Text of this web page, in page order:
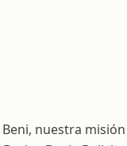
nuestra